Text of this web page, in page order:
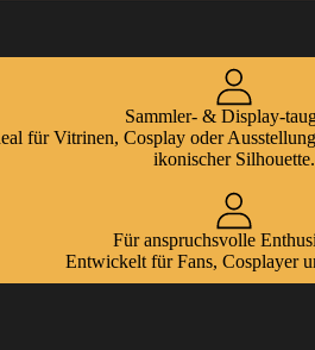
Sammler- & Display-
für Vitrinen, Cosplay oder
ikonischer Silhouette.
Für anspruchsvolle
Entwickelt für Fans, Cosplayer